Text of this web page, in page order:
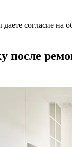
согласие на
после